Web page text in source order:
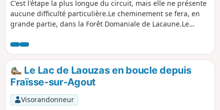
C'est l'étape la plus longue du circuit, mais elle ne présente
aucune difficulté particulière.Le cheminement se fera, en
grande partie, dans la Forêt Domaniale de Lacaune.Le
cristallin, presque tout au long du chemin.Vous pourrez
envisager une pause méridienne sur ses abords, aux côtés
d'un petit pont.
Le Lac de Laouzas en boucle depuis
Fraïsse-sur-Agout
Visorandonneur